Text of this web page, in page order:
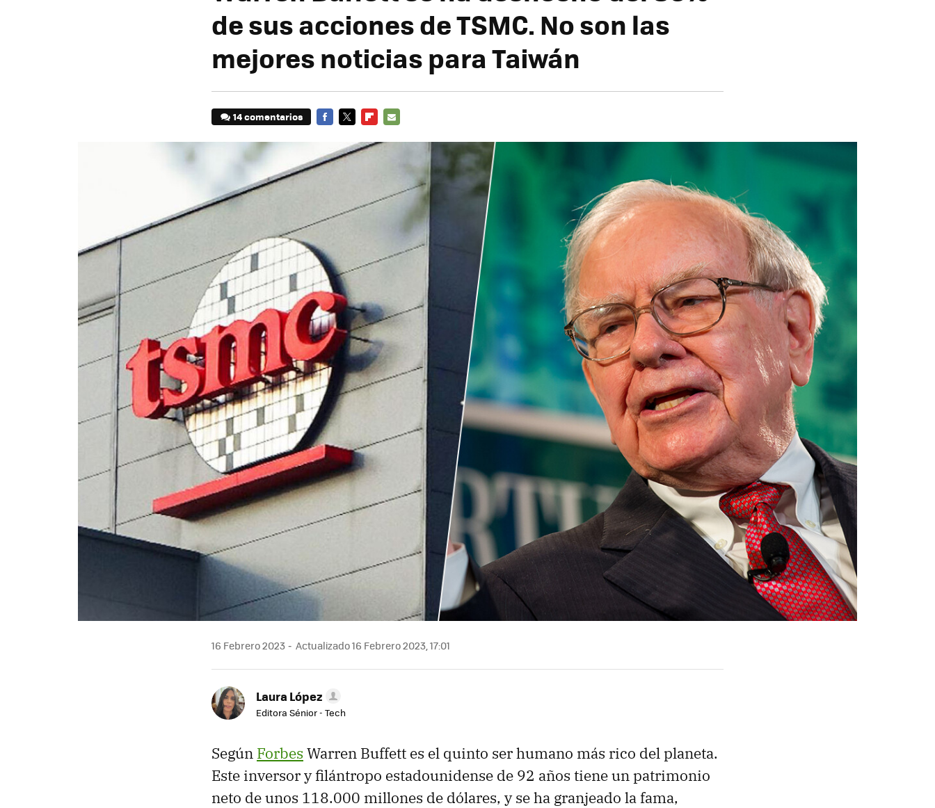
de sus acciones de TSMC. No son las
mejores noticias para Taiwán
14 comentarios
16 Febrero 2023 Actualizado 16 Febrero 2023, 17:01
Laura López
Editora Sénior - Tech
Según Forbes Warren Buffett es el quinto ser humano más rico del planeta.
Este inversor y filántropo estadounidense de 92 años tiene un patrimonio
neto de unos 118.000 millones de dólares, y se ha granjeado la fama,